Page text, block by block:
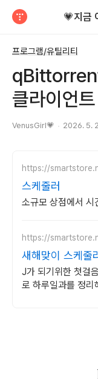
프로그램/유틸리티
클라이언트
VenusGirl💗 2026. 5.
https://
스케줄러
소규모 상점에서 시
https://
새해맞이 스케줄
이어리
J가 되기위한 첫걸
로 하루일과를 정리